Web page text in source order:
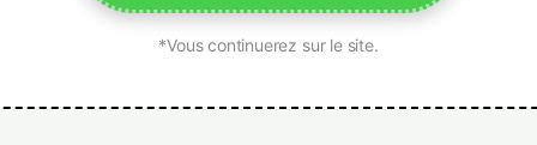
*Vous continuerez sur le site.